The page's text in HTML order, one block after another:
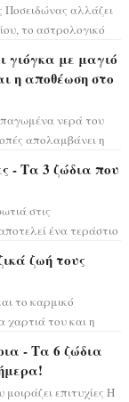
αλλάζει
το αστρολογικό
γιόγκα με μαγιό
η αποθέωση στο
νερά του
απολαμβάνει η
- Τα 3 ζώδια που
στις
ένα τεράστιο
ζωή τους
το καρμικό
χαρτιά του και η
- Τα 6 ζώδια
επιτυχίες Η